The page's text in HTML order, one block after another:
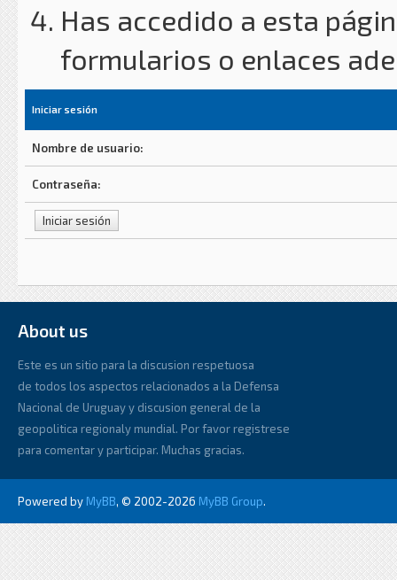
Has accedido a esta
formularios o enlaces
Iniciar sesión
Nombre de usuario:
Contraseña:
About us
Este es un sitio para la discusion respetuosa
de todos los aspectos relacionados a la Defensa
Nacional de Uruguay y discusion general de la
geopolitica regionaly mundial. Por favor registrese
para comentar y participar. Muchas gracias.
Powered by MyBB, © 2002-2026 MyBB Group.